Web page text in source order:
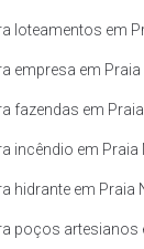
loteamentos em
empresa em Praia
fazendas em
incêndio em Praia
hidrante em Praia
poços artesianos